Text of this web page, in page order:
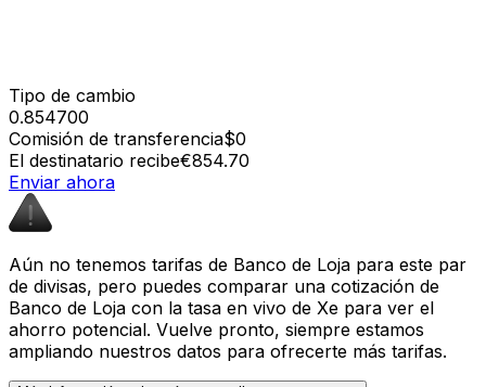
Tipo de cambio
0.854700
Comisión de transferencia$0
El destinatario recibe€854.70
Enviar ahora
Aún no tenemos tarifas de Banco de Loja para este par
de divisas, pero puedes comparar una cotización de
Banco de Loja con la tasa en vivo de Xe para ver el
ahorro potencial. Vuelve pronto, siempre estamos
ampliando nuestros datos para ofrecerte más tarifas.